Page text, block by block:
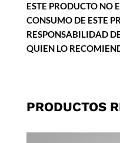
ESTE PRODUCTO NO
CONSUMO DE ESTE
RESPONSABILIDAD
QUIEN LO
PRODUCTOS